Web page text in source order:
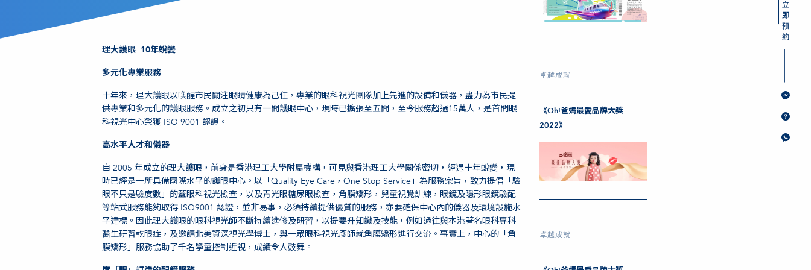
理大護眼 10年蛻變
多元化專業服務
十年來，理大護眼以喚醒市民關注眼睛健康為己任，專業的眼科視光團隊加上先進的設備和儀器，盡力為市民提
供專業和多元化的護眼服務。成立之初只有一間護眼中心，現時已擴張至五間，至今服務超過15萬人，是首間眼
科視光中心榮獲 ISO 9001 認證。
高水平人才和儀器
自 2005 年成立的理大護眼，前身是香港理工大學附屬機構，可見與香港理工大學關係密切，經過十年蛻變，現
時已經是一所具備國際水平的護眼中心。以「Quality Eye Care，One Stop Service」為服務宗旨，致力提倡「驗
眼不只是驗度數」的蓋眼科視光檢查，以及青光眼糖尿眼檢查，角膜矯形，兒童視覺訓練，眼鏡及隱形眼鏡驗配
等站式服務能夠取得 ISO9001 認證，並非易事，必須持續提供優質的服務，亦要確保中心內的儀器及環境設施水
平達標。因此理大護眼的眼科視光師不斷持續進修及研習，以提要升知識及技能，例如過往與本港著名眼科專科
醫生研習乾眼症，及邀請北美資深視光學博士，與一眾眼科視光彥師就角膜矯形進行交流。事實上，中心的「角
膜矯形」服務協助了千名學童控制近視，成績令人鼓舞。
卓越成就
《Oh!爸媽最愛品牌大獎
2022》
卓越成就